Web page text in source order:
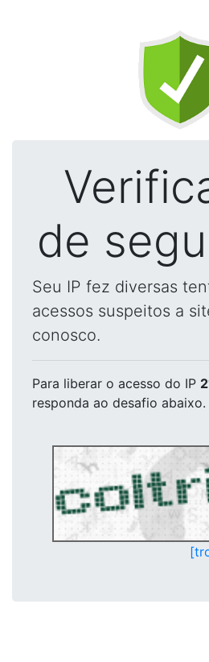
de
Seu IP fez diversas
acessos suspeitos a
conosco.
Para liberar o acesso do IP
responda ao desafio abaixo.